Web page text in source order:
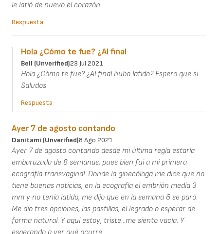
le latió de nuevo el corazón
Respuesta
Hola ¿Cómo te fue? ¿Al final
Bell (unverified)23 Jul 2021
Hola ¿Cómo te fue? ¿Al final hubo latido? Espero que si..
Saludos
Respuesta
Ayer 7 de agosto contando
Danitami (unverified)8 Ago 2021
Ayer 7 de agosto contando desde mi última regla estaría
embarazada de 8 semanas, pues bien fui a mi primera
ecografía transvaginal. Donde la ginecóloga me dice que no
tiene buenas noticias, en la ecografía el embrión medía 3
mm y no tenía latido, me dijo que en la semana 6 se paró.
Me dio tres opciones, las pastillas, el legrado o esperar de
forma natural. Y aquí estoy, triste...me siento vacía. Y